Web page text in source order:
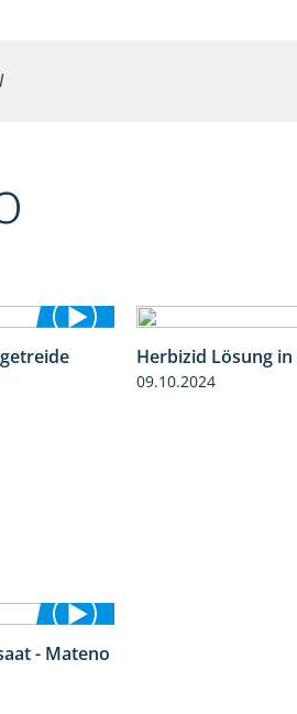
2:32 Herbizid Lösung
09.10.2024
1:14
- Mateno